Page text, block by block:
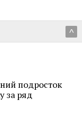
^
подросток
за ряд